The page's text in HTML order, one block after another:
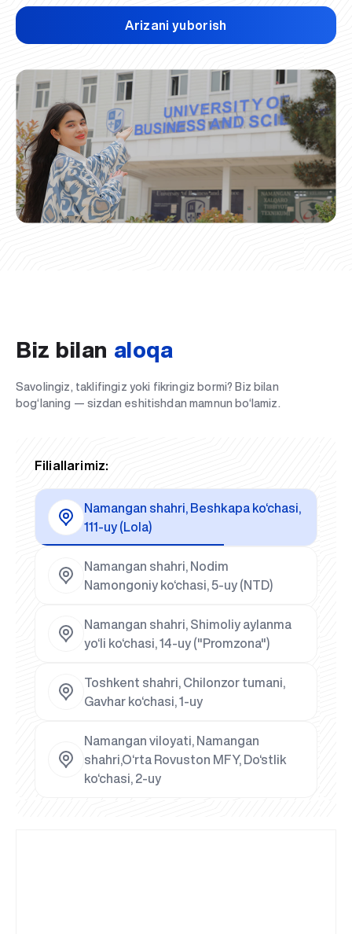
Arizani yuborish
Biz bilan aloqa
Savolingiz, taklifingiz yoki fikringiz bormi? Biz bilan
bog‘laning — sizdan eshitishdan mamnun bo‘lamiz.
Filiallarimiz:
Namangan shahri, Beshkapa ko‘chasi,
111-uy (Lola)
Namangan shahri, Nodim
Namongoniy ko‘chasi, 5-uy (NTD)
Namangan shahri, Shimoliy aylanma
yo‘li ko‘chasi, 14-uy ("Promzona")
Toshkent shahri, Chilonzor tumani,
Gavhar ko‘chasi, 1-uy
Namangan viloyati, Namangan
shahri,O‘rta Rovuston MFY, Do‘stlik
ko‘chasi, 2-uy